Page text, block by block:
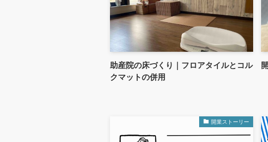
助産院の床づくり｜フロアタイルとコル
クマットの併用
開業ストーリー